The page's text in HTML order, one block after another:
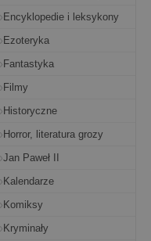
Encyklopedie i leksykony
Ezoteryka
Fantastyka
Filmy
Historyczne
Horror, literatura grozy
Jan Paweł II
Kalendarze
Komiksy
Kryminały